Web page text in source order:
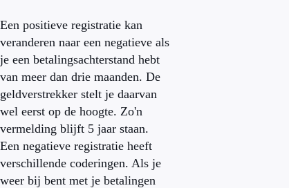
Een positieve registratie kan
veranderen naar een negatieve als
je een betalingsachterstand hebt
van meer dan drie maanden. De
geldverstrekker stelt je daarvan
wel eerst op de hoogte. Zo'n
vermelding blijft 5 jaar staan.
Een negatieve registratie heeft
verschillende coderingen. Als je
weer bij bent met je betalingen